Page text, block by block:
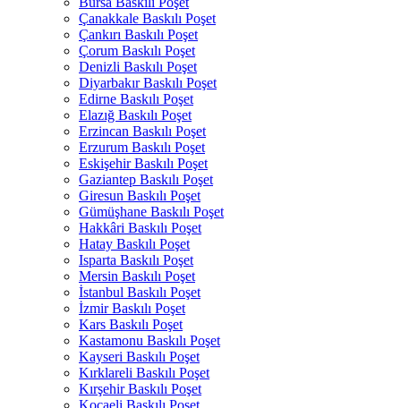
Çanakkale Baskılı Poşet
Çankırı Baskılı Poşet
Çorum Baskılı Poşet
Denizli Baskılı Poşet
Diyarbakır Baskılı Poşet
Edirne Baskılı Poşet
Elazığ Baskılı Poşet
Erzincan Baskılı Poşet
Erzurum Baskılı Poşet
Eskişehir Baskılı Poşet
Gaziantep Baskılı Poşet
Giresun Baskılı Poşet
Gümüşhane Baskılı Poşet
Hakkâri Baskılı Poşet
Hatay Baskılı Poşet
Isparta Baskılı Poşet
Mersin Baskılı Poşet
İstanbul Baskılı Poşet
İzmir Baskılı Poşet
Kars Baskılı Poşet
Kastamonu Baskılı Poşet
Kayseri Baskılı Poşet
Kırklareli Baskılı Poşet
Kırşehir Baskılı Poşet
Kocaeli Baskılı Poşet